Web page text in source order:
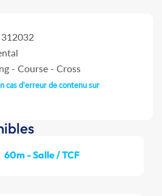
312032
- Course - Cross
cas d'erreur de contenu sur
60m - Salle / TCF